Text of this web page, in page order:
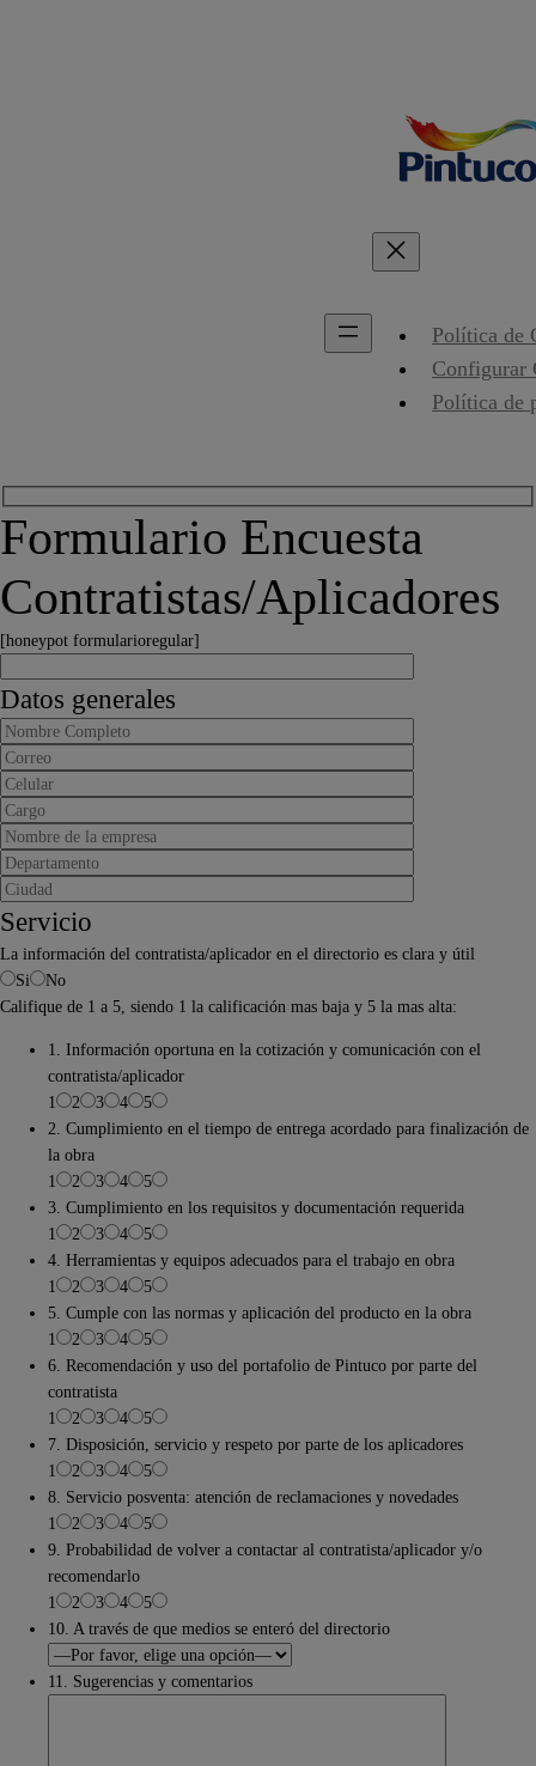
Política de
Configurar
Política de
Formulario Encuesta
Contratistas/Aplicadores
[honeypot formularioregular]
Datos generales
Servicio
La información del contratista/aplicador en el directorio es clara y útil
Si
No
Califique de 1 a 5, siendo 1 la calificación mas baja y 5 la mas alta:
1. Información oportuna en la cotización y comunicación con el
contratista/aplicador
1
2 3 4
5
2. Cumplimiento en el tiempo de entrega acordado para finalización de
la obra
1
2 3 4
5
3. Cumplimiento en los requisitos y documentación requerida
1
2 3 4
5
4. Herramientas y equipos adecuados para el trabajo en obra
1
2 3 4
5
5. Cumple con las normas y aplicación del producto en la obra
1
2 3 4
5
6. Recomendación y uso del portafolio de Pintuco por parte del
contratista
1
2 3 4
5
7. Disposición, servicio y respeto por parte de los aplicadores
1
2 3 4
5
8. Servicio posventa: atención de reclamaciones y novedades
1
2 3 4
5
9. Probabilidad de volver a contactar al contratista/aplicador y/o
recomendarlo
1
2 3 4
5
10. A través de que medios se enteró del directorio
11. Sugerencias y comentarios